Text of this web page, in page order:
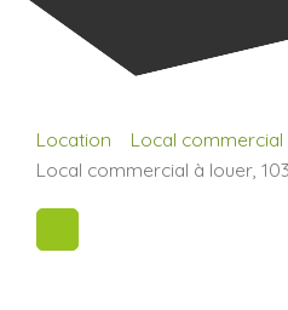
Location Local commercial
Local commercial à louer,